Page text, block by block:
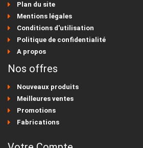
Plan du site
Mentions légales
Conditions d'utilisation
Politique de confidentialité
A propos
Nos offres
Nouveaux produits
Meilleures ventes
Promotions
Fabrications